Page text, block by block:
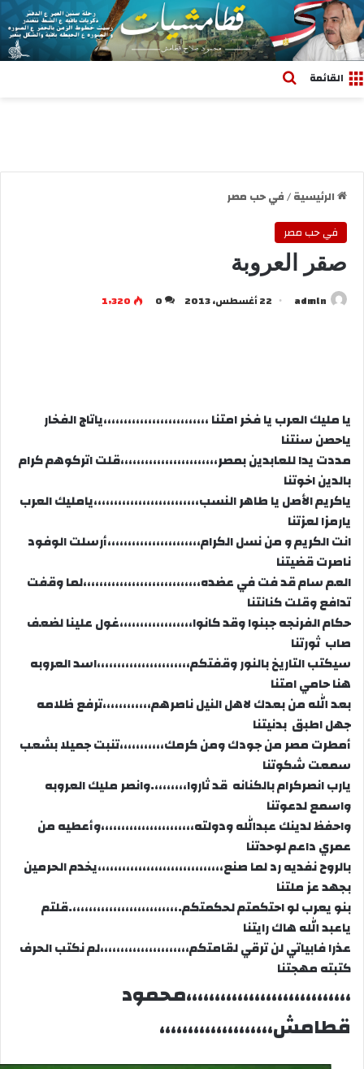
القائمة
الرئيسية/في حب مصر
في حب مصر
صقر العروبة
admln 22 أغسطس، 2013 0 1٬320
يا مليك العرب يا فخر امتنا ،،،،،،،،،،،،،،،،،،،،،،،،،،ياتاج الفخار
ياحصن سنتنا
مددت يدا للعابدين بمصر،،،،،،،،،،،،،،،،،،،،،،،،قلت اتركوهم كرام
بالدين اخوتنا
ياكريم الأصل يا طاهر النسب،،،،،،،،،،،،،،،،،،،،،،،،،،يامليك العرب
يارمزا لعزتنا
انت الكريم و من نسل الكرام،،،،،،،،،،،،،،،،،،،،،،،أرسلت الوفود
ناصرت قضيتنا
العم سام قد فت في عضده،،،،،،،،،،،،،،،،،،،،،،،،،،،،،لما وقفت
تدافع وقلت كنانتنا
حكام الفرنجه جبنوا وقد كانوا،،،،،،،،،،،،،،،،،،غول علينا لضعف
صاب ثورتنا
سيكتب التاريخ بالنور وقفتكم،،،،،،،،،،،،،،،،،،،،،،،اسد العروبه
هنا حامي امتنا
بعد الله من بعدك لاهل النيل ناصرهم،،،،،،،،،،،،ترفع ظلامه
جهل اطبق بدنيتنا
أمطرت مصر من جودك ومن كرمك،،،،،،،،،،،تنبت جميلا بشعب
سمعت شكوتنا
يارب انصركرام بالكنانه قد ثاروا،،،،،،،،.وانصر مليك العروبه
واسمع لدعوتنا
واحفظ لدينك عبدالله ودولته،،،،،،،،،،،،،،،،،،،،،،،وأعطيه من
عمري داعم لوحدتنا
بالروح نفديه رد لما صنع،،،،،،،،،،،،،،،،،،،،،،،،،،،،،،،يخدم الحرمين
بجهد عز ملتنا
بنو يعرب لو احتكمتم لحكمتكم.،،،،،،،،،،،،،،،،،،،،،،،،،،.قلتم
ياعبد الله هاك رايتنا
عذرا فابياتي لن ترقي لقامتكم،،،،،،،،،،،،،،،،،،،،،،لم نكتب الحرف
كتبته مهجتنا
،،،،،،،،،،،،،،،،،،،،،،،،،،،،،محمود
قطامش،،،،،،،،،،،،،،،،،،،،